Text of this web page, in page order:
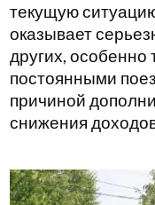
текущую
оказывает
других, особенно
постоянными
причиной
снижения